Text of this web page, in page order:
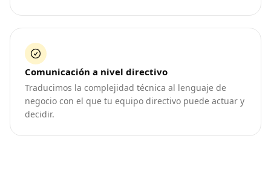
Comunicación a nivel directivo
Traducimos la complejidad técnica al lenguaje de
negocio con el que tu equipo directivo puede actuar y
decidir.